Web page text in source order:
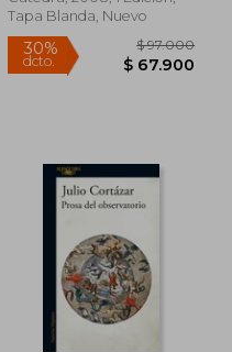
20%
dcto.
Tapa Blanda, Nuevo